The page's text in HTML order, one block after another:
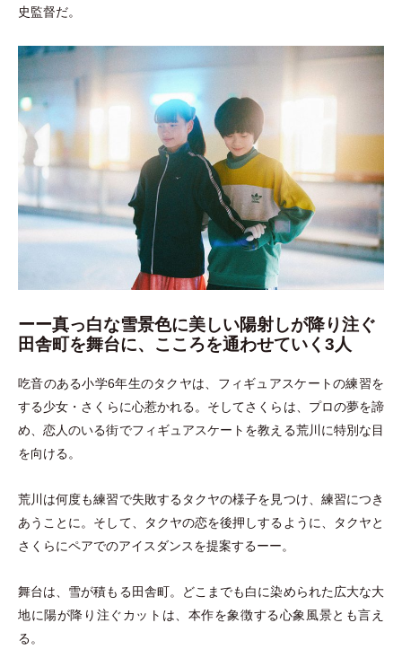
史監督だ。
ーー真っ白な雪景色に美しい陽射しが降り注ぐ
田舎町を舞台に、 こころを通わせていく3人
吃音のある小学6年生のタクヤは、フィギュアスケートの練習を
する少女 ・ さくらに心惹かれる。そしてさくらは、プロの夢を諦
め、恋人のいる街でフィギュアスケートを教える荒川に特別な目
を向ける。
荒川は何度も練習で失敗するタクヤの様子を見つけ、練習につき
あうことに。そして、タクヤの恋を後押しするように、タクヤと
さくらにペアでのアイスダンスを提案するーー。
舞台は、雪が積もる田舎町。どこまでも白に染められた広大な大
地に陽が降り注ぐカットは、本作を象徴する心象風景とも言え
る。